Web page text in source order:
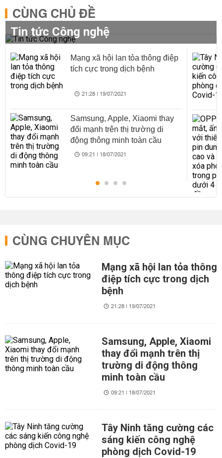
CÙNG CHỦ ĐỀ
Tin tức Công nghệ
Mạng xã hội lan tỏa thông điệp
tích cực trong dịch bệnh
21:28 | 19/07/2021
Samsung, Apple, Xiaomi thay
đổi mạnh trên thị trường di
động thông minh toàn cầu
09:21 | 18/07/2021
CÙNG CHUYÊN MỤC
Mạng xã hội lan tỏa thông
điệp tích cực trong dịch
bệnh
21:28 | 19/07/2021
Samsung, Apple, Xiaomi
thay đổi mạnh trên thị
trường di động thông
minh toàn cầu
09:21 | 18/07/2021
Tây Ninh tăng cường các
sáng kiến công nghệ
phòng dịch Covid-19